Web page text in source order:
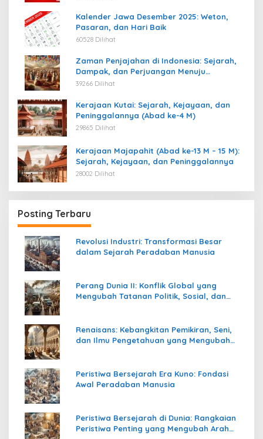
Kalender Jawa Desember 2025: Weton,
Pasaran, dan Hari Baik
60528 Dilihat
Zaman Penjajahan di Indonesia: Sejarah,
Dampak, dan Perjuangan Menuju
Kemerdekaan
39266 Dilihat
Kerajaan Kutai: Sejarah, Kejayaan, dan
Peninggalannya (Abad ke-4 M)
29865 Dilihat
Kerajaan Majapahit (Abad ke-13 M – 15 M):
Sejarah, Kejayaan, dan Peninggalannya
28002 Dilihat
Posting Terbaru
Revolusi Industri: Transformasi Besar
dalam Sejarah Peradaban Manusia
Perang Dunia II: Konflik Global yang
Mengubah Tatanan Politik, Sosial, dan
Renaisans: Kebangkitan Pemikiran, Seni,
dan Ilmu Pengetahuan yang Mengubah
Peristiwa Bersejarah Era Kuno: Fondasi
Awal Peradaban Manusia
Peristiwa Bersejarah di Dunia: Rangkaian
Peristiwa Penting yang Mengubah Arah